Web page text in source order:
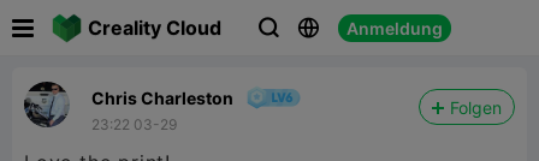
Creality Cloud   Anmeldung
Chris Charleston
23:22 03-29
Folgen